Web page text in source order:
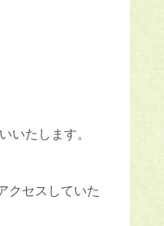
いたします。
クセスしていた